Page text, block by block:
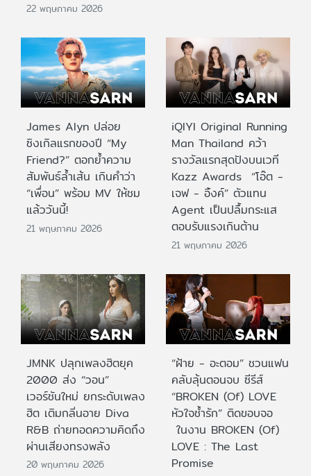
22 พฤษภาคม 2026
James Alyn ปล่อย
ซิงเกิลแรกของปี “My
Friend?” ตอกย้ำความ
สัมพันธ์ล้ำเส้น เกินคำว่า
“เพื่อน” พร้อม MV ให้ชม
แล้ววันนี้!
21 พฤษภาคม 2026
iQIYI Original Running
Man Thailand คว้า
รางวัลแรกสุดปังบนเวที
Kazz Awards “โอ๊ต -
เจฟ - อิ้งค์” ตัวแทน
Agent เป็นปลื้มกระแส
ตอบรับแรงเกินต้าน
21 พฤษภาคม 2026
JMNK ปลุกเพลงฮิตยุค
2000 ส่ง “วอน”
เวอร์ชันใหม่ ยกระดับเพลง
ฮิต เติมกลิ่นอาย Diva
R&B ถ่ายทอดความคิดถึง
ผ่านเสียงทรงพลัง
20 พฤษภาคม 2026
“ฝ้าย - อะตอม” ชวนแฟน
คลับลุ้นตอนจบ ซีรีส์
“BROKEN (Of) LOVE
หัวใจช้ำรัก” ติดขอบจอ
ในงาน BROKEN (Of)
LOVE : The Last
Promise